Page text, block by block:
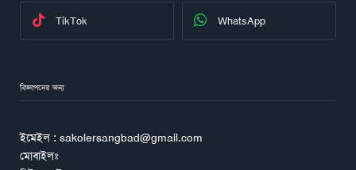
TikTok WhatsApp
বিজ্ঞাপনের জন্য
ইমেইল : sakolersangbad@gmail.com
মোবাইলঃ